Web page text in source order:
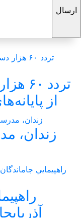
تردد
از
زندان،